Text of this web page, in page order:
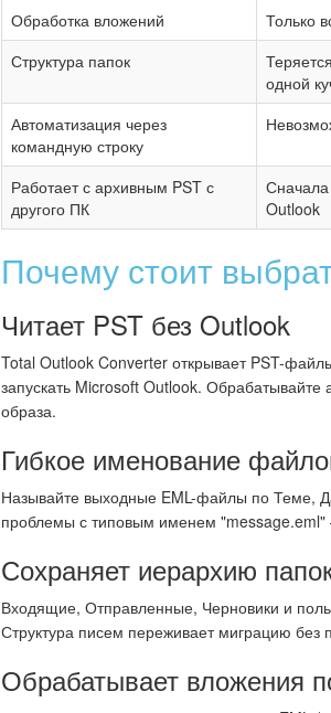
Обработка вложений
Только
Структура папок
одной
Автоматизация через
командную строку
Работает с архивным PST с
другого ПК
Outlook
Почему стоит
Читает PST без Outlook
Total Outlook Converter открывает PST-
запускать Microsoft Outlook. Обрабатывайте
образа.
Гибкое именование
Называйте выходные EML-файлы по Теме,
проблемы с типовым именем
Сохраняет иерархию
Входящие, Отправленные, Черновики и
Структура писем переживает миграцию без
Обрабатывает вложения